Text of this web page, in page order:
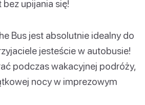
upijania się!
Bus jest absolutnie idealny do
jesteście w autobusie!
podczas wakacyjnej podróży,
nocy w imprezowym